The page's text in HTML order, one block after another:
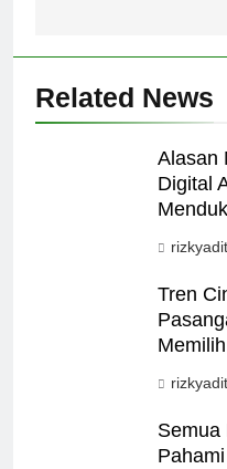
Related News
Alasan
Digital
Tren
Semua